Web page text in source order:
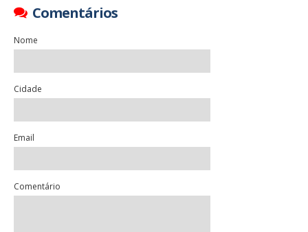
Comentários
Nome
Cidade
Email
Comentário